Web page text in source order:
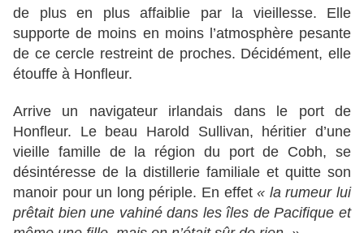
de plus en plus affaiblie par la vieillesse. Elle
supporte de moins en moins l’atmosphère pesante
de ce cercle restreint de proches. Décidément, elle
étouffe à Honfleur.
Arrive un navigateur irlandais dans le port de
Honfleur. Le beau Harold Sullivan, héritier d’une
vieille famille de la région du port de Cobh, se
désintéresse de la distillerie familiale et quitte son
manoir pour un long périple. En effet« la rumeur lui
prêtait bien une vahiné dans les îles de Pacifique et